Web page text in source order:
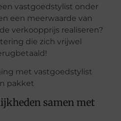
vastgoedstylist onder
een meerwaarde van
verkoopprijs realiseren?
die zich vrijwel
samen met